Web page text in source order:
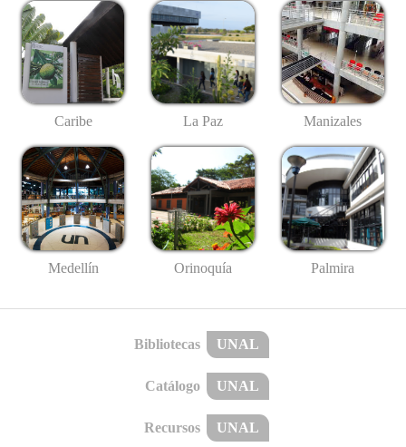
Caribe La Paz Manizales
Medellín Orinoquía Palmira
Bibliotecas UNAL
Catálogo UNAL
Recursos UNAL